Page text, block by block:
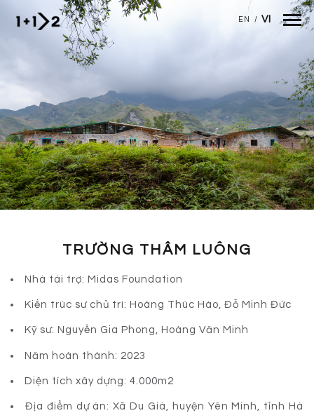
Nhảy đến nội dung
EN / VI
TRƯỜNG THÂM LUÔNG
Nhà tài trợ: Midas Foundation
Kiến trúc sư chủ trì: Hoàng Thúc Hào, Đỗ Minh Đức
Kỹ sư: Nguyễn Gia Phong, Hoàng Văn Minh
Năm hoàn thành: 2023
Diện tích xây dựng: 4.000m2
Địa điểm dự án: Xã Du Già, huyện Yên Minh, tỉnh Hà